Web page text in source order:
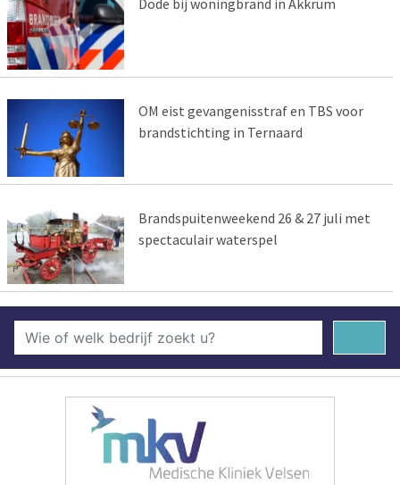
Dode bij woningbrand in Akkrum
OM eist gevangenisstraf en TBS voor
brandstichting in Ternaard
Brandspuitenweekend 26 & 27 juli met
spectaculair waterspel